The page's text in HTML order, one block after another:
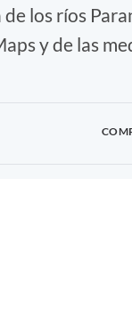
los ríos
y de las